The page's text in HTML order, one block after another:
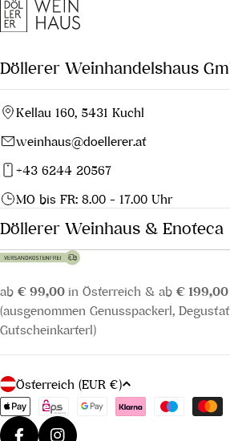
Döllerer Weinhandelshaus
Kellau 160, 5431 Kuchl
weinhaus@doellerer.at
+43 6244 20567
MO bis FR: 8.00 - 17.00 Uhr
Döllerer Weinhaus & Enoteca
ab € 99,00 in Österreich & ab € 199,00
(ausgenommen Genusspackerl,
Gutscheinkarterl)
L
a
n
Österreich (EUR €)
Zahlungsmethoden